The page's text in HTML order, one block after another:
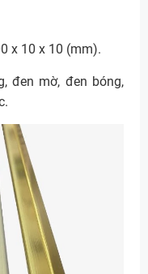
x 10 x 10 (mm).
đen mờ, đen bóng,